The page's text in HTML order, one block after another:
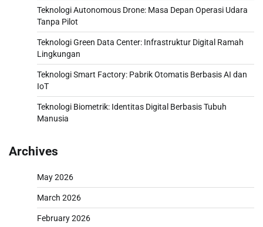
Teknologi Autonomous Drone: Masa Depan Operasi Udara
Tanpa Pilot
Teknologi Green Data Center: Infrastruktur Digital Ramah
Lingkungan
Teknologi Smart Factory: Pabrik Otomatis Berbasis AI dan
IoT
Teknologi Biometrik: Identitas Digital Berbasis Tubuh
Manusia
Archives
May 2026
March 2026
February 2026